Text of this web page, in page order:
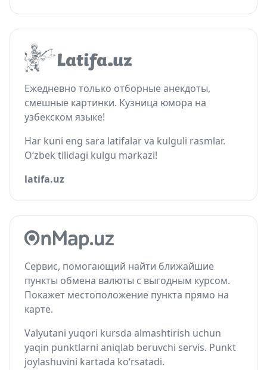
Ежедневно только отборные анекдоты,
смешные картинки. Кузница юмора на
узбекском языке!
Har kuni eng sara latifalar va kulguli rasmlar.
O‘zbek tilidagi kulgu markazi!
latifa.uz
Сервис, помогающий найти ближайшие
пункты обмена валюты с выгодным курсом.
Покажет местоположение пункта прямо на
карте.
Valyutani yuqori kursda almashtirish uchun
yaqin punktlarni aniqlab beruvchi servis. Punkt
joylashuvini kartada ko‘rsatadi.